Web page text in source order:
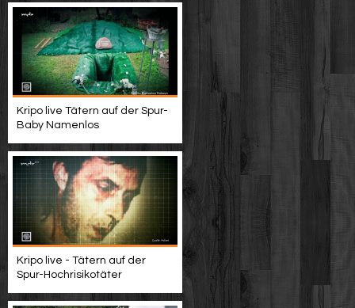
Kripo live Tätern auf der Spur-
Baby Namenlos
Kripo live - Tätern auf der
Spur-Hochrisikotäter